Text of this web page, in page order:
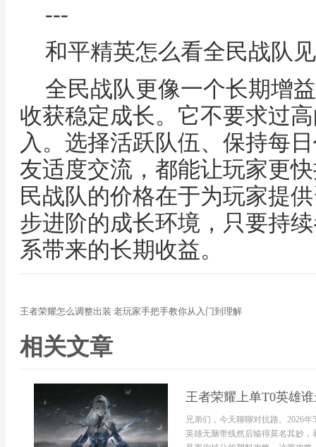
---
和平精英怎么看全民战队
全民战队更像一个长期增
收获稳定成长。它不要求过
入。选择活跃队伍、保持每
友适度交流，都能让玩家更
民战队的价格在于为玩家提
步进阶的成长环境，只要持
系带来的长期收益。
王者荣耀怎么调整出装 老玩家手把手教你从入门到理解
相关文章
王者荣耀上单T0英雄
兄弟们，今天聊聊对抗路。2026
英雄无脑带线然后输得莫名其妙